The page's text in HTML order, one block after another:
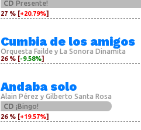
CDPresente!
27 % [+20.79%]
Cumbia de los amigos
Orquesta Failde y La Sonora Dinamita
26 % [-9.58%]
Andaba solo
Alain Pérez yGilberto Santa Rosa
CD ¡Bingo!
26 % [+19.57%]